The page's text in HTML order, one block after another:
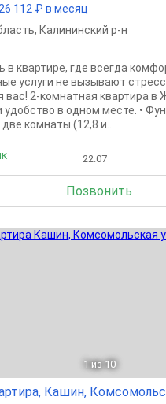
112 ₽ в месяц
, Калининский р-н
в квартире, где всегда
услуги не вызывают
вас! 2-комнатная квартира
удобство в одном месте. •
комнаты (12,8 и...
22.07
Позвонить
1 из 10
Кашин,